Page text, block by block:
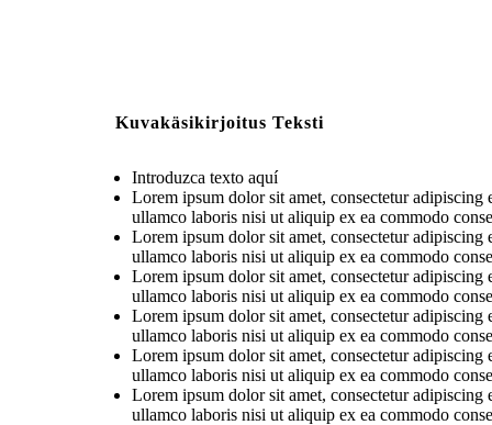
Kuvakäsikirjoitus Teksti
Introduzca texto aquí
Lorem ipsum dolor sit amet, consectetur
ullamco laboris nisi ut aliquip ex ea commodo
Lorem ipsum dolor sit amet, consectetur
ullamco laboris nisi ut aliquip ex ea commodo
Lorem ipsum dolor sit amet, consectetur
ullamco laboris nisi ut aliquip ex ea commodo
Lorem ipsum dolor sit amet, consectetur
ullamco laboris nisi ut aliquip ex ea commodo
Lorem ipsum dolor sit amet, consectetur
ullamco laboris nisi ut aliquip ex ea commodo
Lorem ipsum dolor sit amet, consectetur
ullamco laboris nisi ut aliquip ex ea commodo